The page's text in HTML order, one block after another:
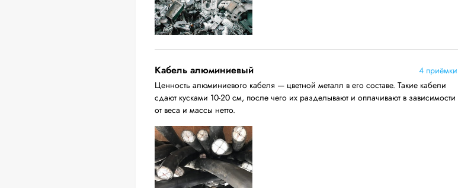
Кабель алюминиевый
4 приёмки
Ценность алюминиевого кабеля — цветной металл в его составе. Такие кабели
сдают кусками 10-20 см, после чего их разделывают и оплачивают в зависимости
от веса и массы нетто.